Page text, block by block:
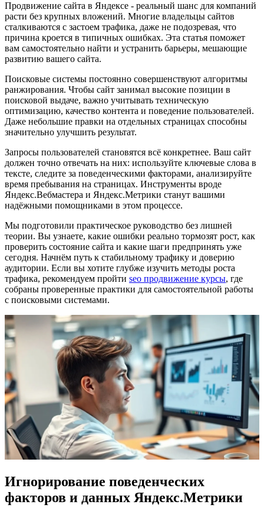
Продвижение сайта в Яндексе - реальный шанс для компаний
расти без крупных вложений. Многие владельцы сайтов
сталкиваются с застоем трафика, даже не подозревая, что
причина кроется в типичных ошибках. Эта статья поможет
вам самостоятельно найти и устранить барьеры, мешающие
развитию вашего сайта.
Поисковые системы постоянно совершенствуют алгоритмы
ранжирования. Чтобы сайт занимал высокие позиции в
поисковой выдаче, важно учитывать техническую
оптимизацию, качество контента и поведение пользователей.
Даже небольшие правки на отдельных страницах способны
значительно улучшить результат.
Запросы пользователей становятся всё конкретнее. Ваш сайт
должен точно отвечать на них: используйте ключевые слова в
тексте, следите за поведенческими факторами, анализируйте
время пребывания на страницах. Инструменты вроде
Яндекс.Вебмастера и Яндекс.Метрики станут вашими
надёжными помощниками в этом процессе.
Мы подготовили практическое руководство без лишней
теории. Вы узнаете, какие ошибки реально тормозят рост, как
проверить состояние сайта и какие шаги предпринять уже
сегодня. Начнём путь к стабильному трафику и доверию
аудитории. Если вы хотите глубже изучить методы роста
трафика, рекомендуем пройти seo продвижение курсы, где
собраны проверенные практики для самостоятельной работы
с поисковыми системами.
Игнорирование поведенческих
факторов и данных Яндекс.Метрики